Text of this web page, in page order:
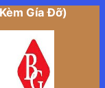
Gía Đỡ)